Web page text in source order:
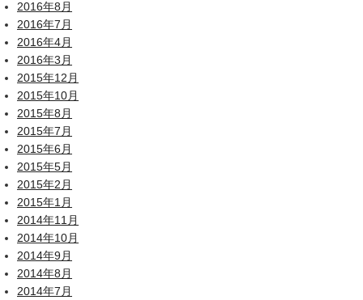
2016年8月
2016年7月
2016年4月
2016年3月
2015年12月
2015年10月
2015年8月
2015年7月
2015年6月
2015年5月
2015年2月
2015年1月
2014年11月
2014年10月
2014年9月
2014年8月
2014年7月